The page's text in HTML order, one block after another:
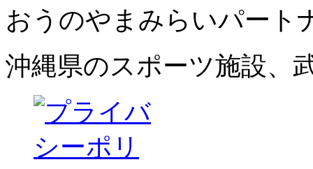
おうのやまみらいパート
沖縄県のスポーツ施設、